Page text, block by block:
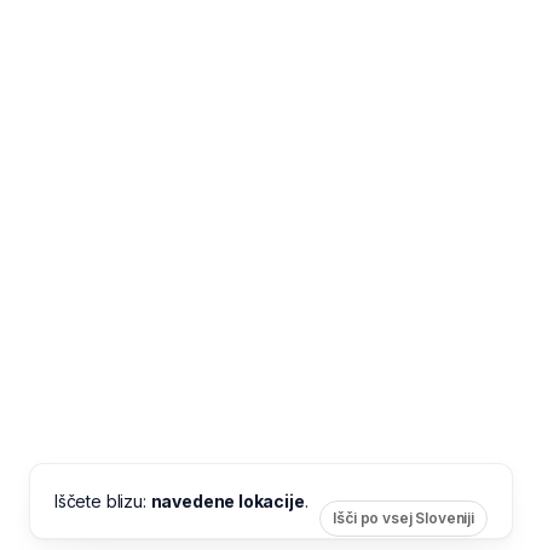
Iščete blizu: navedene lokacije.
Išči po vsej Sloveniji